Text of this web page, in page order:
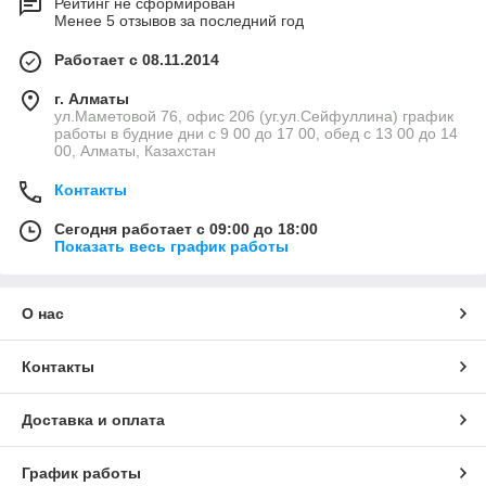
Рейтинг не сформирован
Менее 5 отзывов за последний год
Работает с 08.11.2014
г. Алматы
ул.Маметовой 76, офис 206 (уг.ул.Сейфуллина) график
работы в будние дни с 9 00 до 17 00, обед с 13 00 до 14
00, Алматы, Казахстан
Контакты
Сегодня работает с 09:00 до 18:00
Показать весь график работы
О нас
Контакты
Доставка и оплата
График работы